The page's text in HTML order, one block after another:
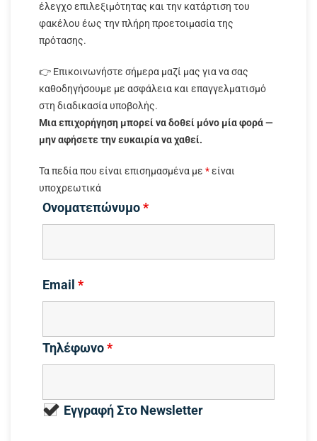
έλεγχο επιλεξιμότητας και την κατάρτιση του
φακέλου έως την πλήρη προετοιμασία της
πρότασης.
👉 Επικοινωνήστε σήμερα μαζί μας για να σας
καθοδηγήσουμε με ασφάλεια και επαγγελματισμό
στη διαδικασία υποβολής.
Μια επιχορήγηση μπορεί να δοθεί μόνο μία φορά —
μην αφήσετε την ευκαιρία να χαθεί.
Τα πεδία που είναι επισημασμένα με *είναι
υποχρεωτικά
Ονοματεπώνυμο*
Email *
Τηλέφωνο*
Εγγραφή Στο Newsletter